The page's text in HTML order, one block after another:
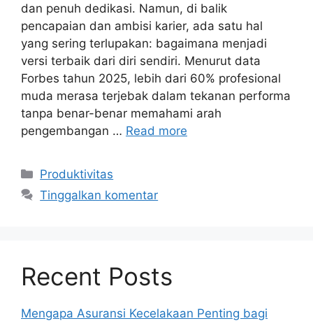
dan penuh dedikasi. Namun, di balik
pencapaian dan ambisi karier, ada satu hal
yang sering terlupakan: bagaimana menjadi
versi terbaik dari diri sendiri. Menurut data
Forbes tahun 2025, lebih dari 60% profesional
muda merasa terjebak dalam tekanan performa
tanpa benar-benar memahami arah
pengembangan … Read more
Kategori
Produktivitas
Tinggalkan komentar
Recent Posts
Mengapa Asuransi Kecelakaan Penting bagi